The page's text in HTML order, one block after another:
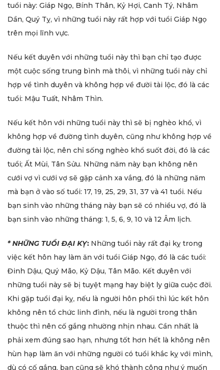
tuổi này: Giáp Ngọ, Bính Thân, Kỷ Hợi, Canh Tý, Nhâm
Dần, Quý Tỵ, vì những tuổi này rất hợp với tuổi Giáp Ngọ
trên mọi lĩnh vực.
Nếu kết duyên với những tuổi này thì bạn chỉ tạo được
một cuộc sống trung bình mà thôi, vì những tuổi này chỉ
hợp về tình duyên và không hợp về đười tài lộc, đó là các
tuổi: Mậu Tuất, Nhâm Thìn.
Nếu kết hôn với những tuổi này thì sẽ bị nghèo khổ, vì
không hợp về đường tình duyên, cũng như không hợp về
đường tài lộc, nên chỉ sống nghèo khổ suốt đời, đó là các
tuổi; Ất Mùi, Tân Sửu. Những năm này bạn không nên
cưới vợ vì cưới vợ sẽ gặp cảnh xa vắng, đó là những năm
mà bạn ở vào số tuổi: 17, 19, 25, 29, 31, 37 và 41 tuổi. Nếu
bạn sinh vào những tháng này bạn sẽ có nhiều vợ, đó là
bạn sinh vào những tháng: 1, 5, 6, 9, 10 và 12 Âm lịch.
* NHỮNG TUỔI ĐẠI KỴ: Những tuổi này rất đại kỵ trong
việc kết hôn hay làm ăn với tuổi Giáp Ngọ, đó là các tuổi:
Đinh Dậu, Quý Mão, Kỷ Dậu, Tân Mão. Kết duyên với
những tuổi này sẽ bị tuyệt mạng hay biệt ly giữa cuộc đời.
Khi gặp tuổi đại kỵ, nếu là người hôn phối thì lúc kết hôn
không nên tổ chức linh đình, nếu là người trong thân
thuộc thì nên cố gắng nhường nhịn nhau. Cần nhất là
phải xem đúng sao hạn, nhưng tốt hơn hết là không nên
hùn hạp làm ăn với những người có tuổi khắc kỵ với mình,
dù có cố gắng, bạn cũng sẽ khó thành công như ý muốn